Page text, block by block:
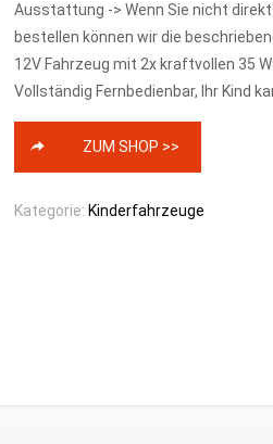
Ausstattung -> Wenn Sie nicht
bestellen können wir die
12V Fahrzeug mit 2x kraftvollen 35
Vollständig Fernbedienbar, Ihr Kind
ZUM SHOP >>
Kategorie: Kinderfahrzeuge